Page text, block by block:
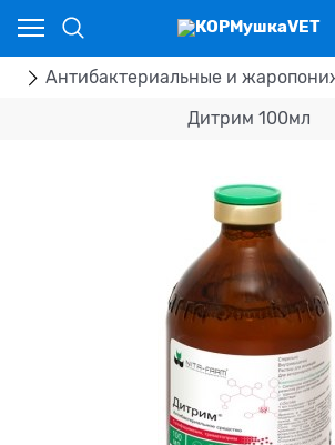
Антибактериальные и
Дитрим 100мл
Ваш город - Костанай,
угадали?